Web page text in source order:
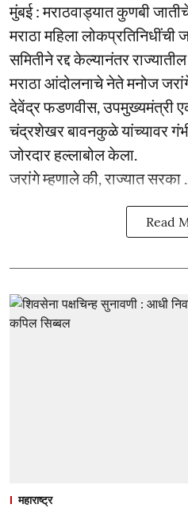
मुंबई : मराठवाड्यात कुणबी
मराठा महिला
समितीने रद्द केल्यानंतर
मराठा आंदोलनाचे नेते मनोज
देवेंद्र फडणवीस, उपमुख्यमंत्री
चंद्रशेखर बावनकुळे यांच्यावर
जोरदार हल्लाबोल केला.
जरांगे म्हणाले की, राज्यात सरका ...
Read
महाराष्ट्र